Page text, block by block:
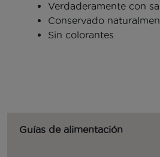
Verdaderamente con
Conservado
Sin colorantes
Guías de alimentación